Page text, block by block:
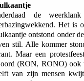
de
Het is
ontstond onder
stil. Alle kommer
Maar een
(RON, RONO) ook
van zijn mensen